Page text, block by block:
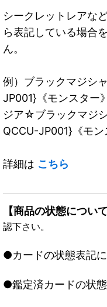
シークレットレアな
ら表記している場合
ん。
例）ブラックマジシ
JP001}《モンスター
ジア☆ブラックマジ
QCCU-JP001}《モン
詳細は こちら
【商品の状態について
認下さい。
●カードの状態表記
●鑑定済カードの状